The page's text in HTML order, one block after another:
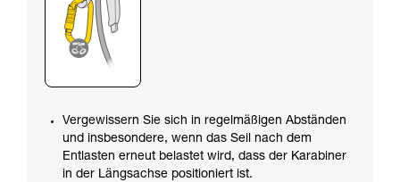
Vergewissern Sie sich in regelmäßigen Abständen
und insbesondere, wenn das Seil nach dem
Entlasten erneut belastet wird, dass der Karabiner
in der Längsachse positioniert ist.